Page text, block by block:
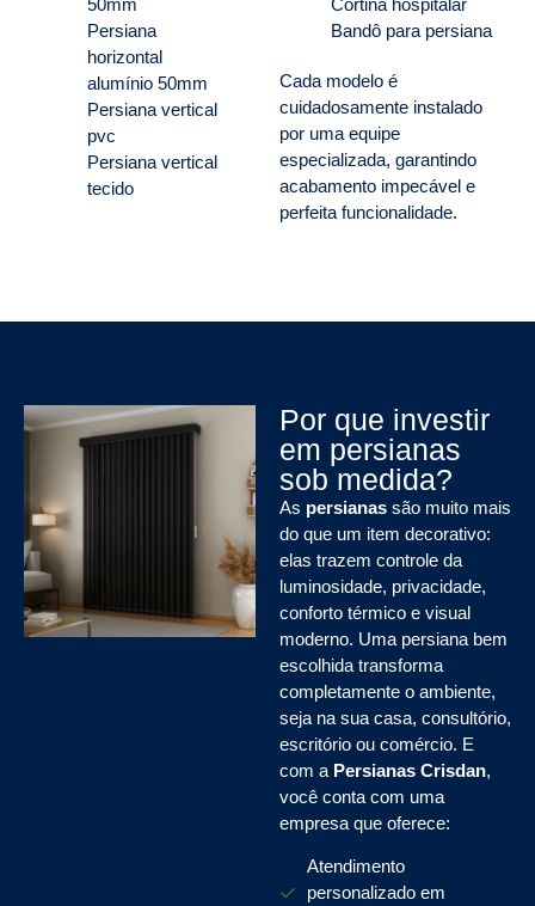
50mm
Persiana
horizontal
alumínio 50mm
Persiana vertical
pvc
Persiana vertical
tecido
Cortina hospitalar
Bandô para persiana
Cada modelo é
cuidadosamente instalado
por uma equipe
especializada, garantindo
acabamento impecável e
perfeita funcionalidade.
Por que investir
em persianas
sob medida?
As persianas são muito mais
do que um item decorativo:
elas trazem controle da
luminosidade, privacidade,
conforto térmico e visual
moderno. Uma persiana bem
escolhida transforma
completamente o ambiente,
seja na sua casa, consultório,
escritório ou comércio. E
com a Persianas Crisdan,
você conta com uma
empresa que oferece:
Atendimento
personalizado em